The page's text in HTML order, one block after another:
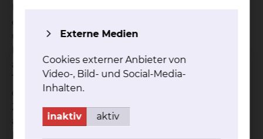
durchgeführt. So werden beispielsweise
umgehend Computertomographie-Bilder und
ausgetauscht und konkrete
Therapieempfehlungen abgestimmt. So kann
durch die Kooperation der entscheidende Faktor
Zeit bis zum Einsatz der richtigen Therapie besser
ausgenutzt werden. Bei medizinischer
Externe Medien
Cookies externer Anbieter von
Video-, Bild- und Social-Media-
Inhalten.
inaktiv aktiv